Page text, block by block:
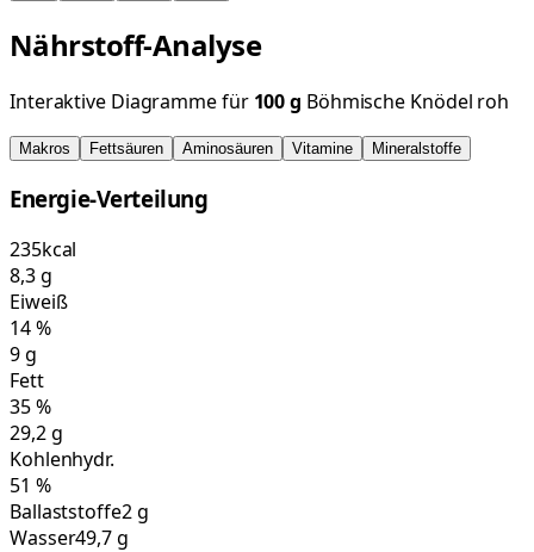
Nährstoff-Analyse
Interaktive Diagramme für 100g Böhmische Knödel roh
Makros Fettsäuren Aminosäuren Vitamine Mineralstoffe
Energie-Verteilung
235kcal
8,3g
Eiweiß
14%
9g
Fett
35%
29,2g
Kohlenhydr.
51 %
Ballaststoffe2 g
Wasser49,7 g